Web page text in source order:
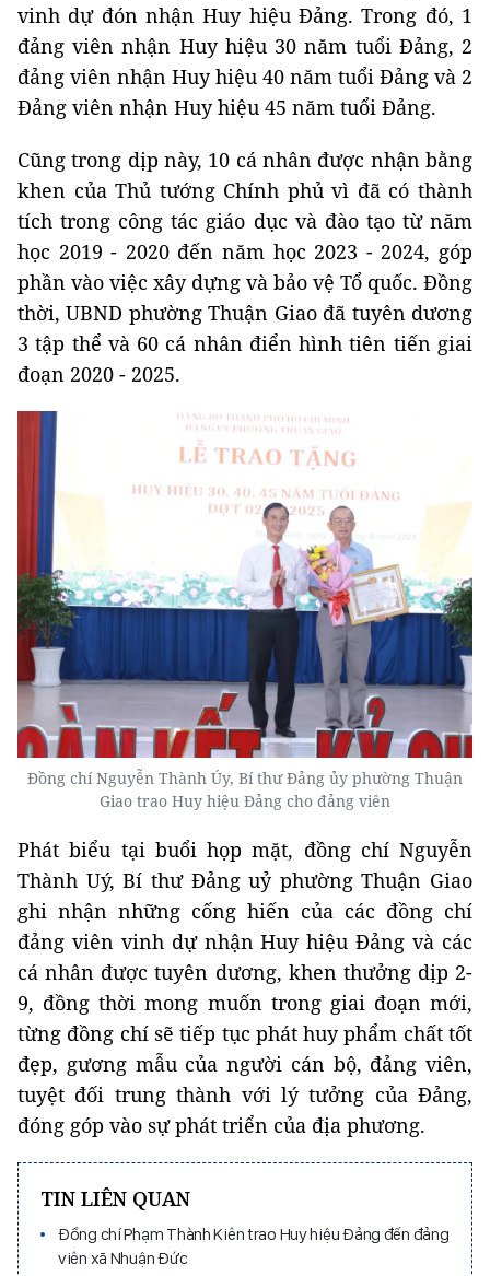
vinh dự đón nhận Huy hiệu Đảng. Trong đó, 1
đảng viên nhận Huy hiệu 30 năm tuổi Đảng, 2
đảng viên nhận Huy hiệu 40 năm tuổi Đảng và 2
Đảng viên nhận Huy hiệu 45 năm tuổi Đảng.
Cũng trong dịp này, 10 cá nhân được nhận bằng
khen của Thủ tướng Chính phủ vì đã có thành
tích trong công tác giáo dục và đào tạo từ năm
học 2019 - 2020 đến năm học 2023 - 2024, góp
phần vào việc xây dựng và bảo vệ Tổ quốc. Đồng
thời, UBND phường Thuận Giao đã tuyên dương
3 tập thể và 60 cá nhân điển hình tiên tiến giai
đoạn 2020 - 2025.
Đồng chí Nguyễn Thành Úy, Bí thư Đảng ủy phường Thuận
Giao trao Huy hiệu Đảng cho đảng viên
Phát biểu tại buổi họp mặt, đồng chí Nguyễn
Thành Uý, Bí thư Đảng uỷ phường Thuận Giao
ghi nhận những cống hiến của các đồng chí
đảng viên vinh dự nhận Huy hiệu Đảng và các
cá nhân được tuyên dương, khen thưởng dịp 2-
9, đồng thời mong muốn trong giai đoạn mới,
từng đồng chí sẽ tiếp tục phát huy phẩm chất tốt
đẹp, gương mẫu của người cán bộ, đảng viên,
tuyệt đối trung thành với lý tưởng của Đảng,
đóng góp vào sự phát triển của địa phương.
TIN LIÊN QUAN
Đồng chí Phạm Thành Kiên trao Huy hiệu Đảng đến đảng
viên xã Nhuận Đức